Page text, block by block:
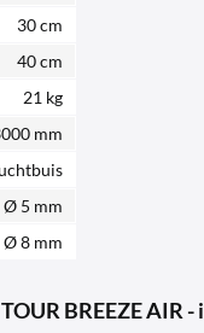
30 cm
40 cm
21 kg
mm
Ø 5 mm
Ø 8 mm
BREEZE AIR